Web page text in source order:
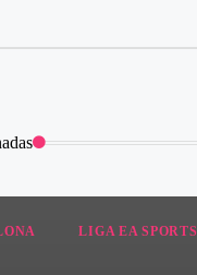
LIGA EA SPORTS